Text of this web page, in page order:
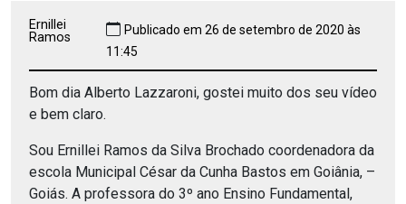
Ernillei
Ramos
Publicado em 26 de setembro de 2020 às
11:45
Bom dia Alberto Lazzaroni, gostei muito dos seu vídeo
e bem claro.
Sou Ernillei Ramos da Silva Brochado coordenadora da
escola Municipal César da Cunha Bastos em Goiânia, –
Goiás. A professora do 3º ano Ensino Fundamental,